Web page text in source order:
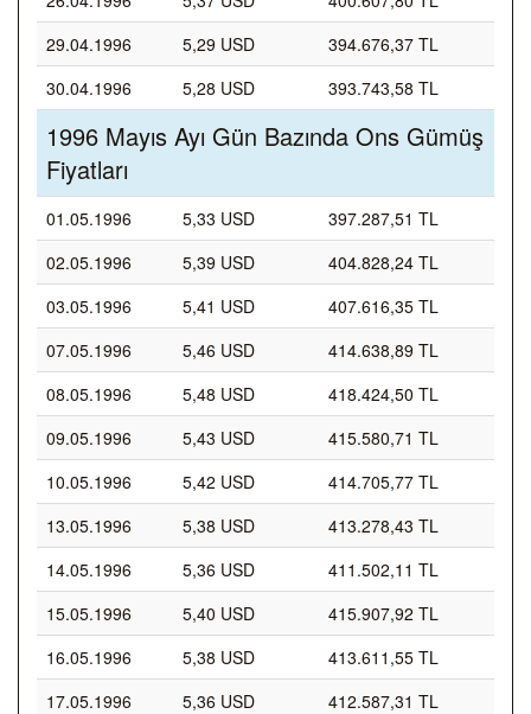
29.04.1996
5,29 USD
394.676,37 TL
30.04.1996
5,28 USD 393.743,58 TL
1996 Mayıs Ayı Gün Bazında Ons Gümüş
Fiyatları
01.05.1996 5,33 USD
397.287,51 TL
02.05.1996
5,39 USD
404.828,24 TL
03.05.1996
5,41 USD
407.616,35 TL
07.05.1996
5,46 USD
414.638,89 TL
08.05.1996
5,48 USD
418.424,50 TL
09.05.1996
5,43 USD
415.580,71 TL
10.05.1996
5,42 USD
414.705,77 TL
13.05.1996
5,38 USD
413.278,43 TL
14.05.1996
5,36 USD
411.502,11 TL
15.05.1996
5,40 USD
415.907,92 TL
16.05.1996
5,38 USD
413.611,55 TL
17.05.1996
5,36 USD
412.587,31 TL